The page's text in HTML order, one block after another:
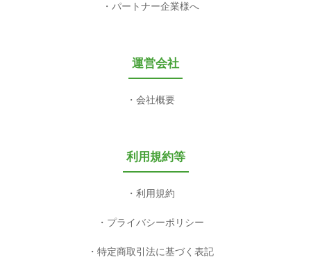
パートナー企業様へ
運営会社
会社概要
利用規約等
利用規約
プライバシーポリシー
特定商取引法に基づく表記